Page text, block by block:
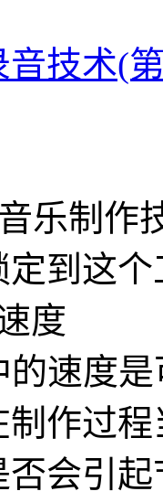
技术(
制作技
这个
度
速度是
作过程
引起